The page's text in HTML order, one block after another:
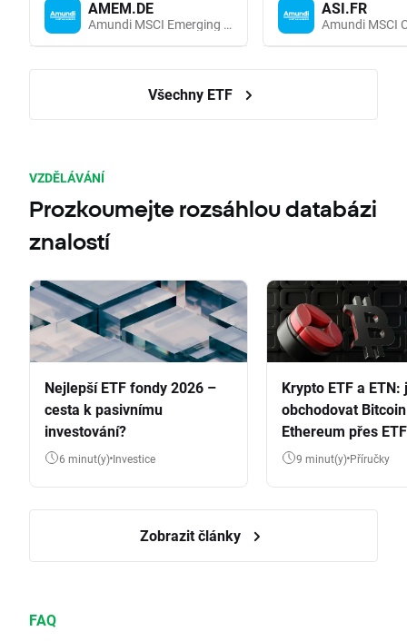
AMEM.DE
Amundi MSCI Emerging Markets UCITS (Acc EUR)
ASI.FR
Všechny ETF
VZDĚLÁVÁNÍ
Prozkoumejte rozsáhlou databázi
znalostí
Nejlepší ETF fondy 2026 –
cesta k pasivnímu
investování?
6 minut(y) Investice
Krypto ETF a ETN:
obchodovat
Ethereum přes
9 minut(y) Příručky
Zobrazit články
FAQ